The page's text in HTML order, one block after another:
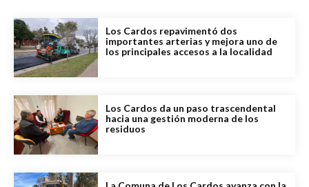
Los Cardos repavimentó dos
importantes arterias y mejora uno de
los principales accesos a la localidad
Los Cardos da un paso trascendental
hacia una gestión moderna de los
residuos